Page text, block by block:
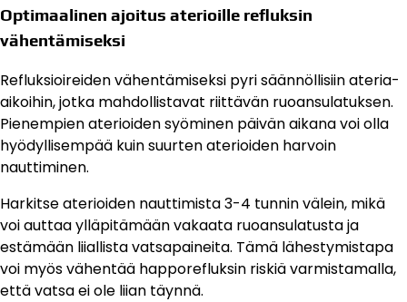
Optimaalinen ajoitus aterioille refluksin
vähentämiseksi
Refluksioireiden vähentämiseksi pyri säännöllisiin ateria-
aikoihin, jotka mahdollistavat riittävän ruoansulatuksen.
Pienempien aterioiden syöminen päivän aikana voi olla
hyödyllisempää kuin suurten aterioiden harvoin
nauttiminen.
Harkitse aterioiden nauttimista 3-4 tunnin välein, mikä
voi auttaa ylläpitämään vakaata ruoansulatusta ja
estämään liiallista vatsapaineita. Tämä lähestymistapa
voi myös vähentää happorefluksin riskiä varmistamalla,
että vatsa ei ole liian täynnä.